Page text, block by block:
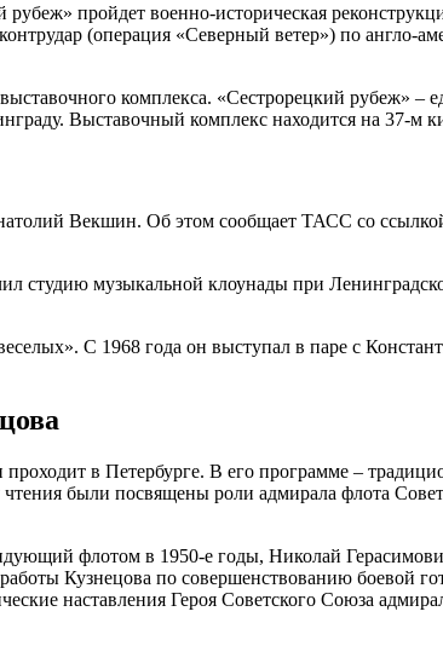
пройдет военно-историческая
(операция «Северный ветер») по
комплекса. «Сестрорецкий рубеж» –
Выставочный комплекс находится на 37-м
Векшин. Об этом сообщает ТАСС со
студию музыкальной клоунады при
С 1968 года он выступал в паре с
в Петербурге. В его программе –
были посвящены роли адмирала флота
флотом в 1950-е годы, Николай
Кузнецова по совершенствованию боевой
наставления Героя Советского Союза